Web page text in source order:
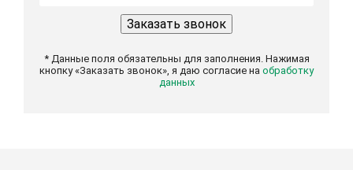
* Данные поля обязательны для заполнения. Нажимая
кнопку «Заказать звонок», я даю согласие на обработку
данных